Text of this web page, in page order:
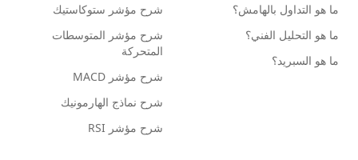
ما هو التداول بالهامش؟
ما هو التحليل الفني؟
ما هو السبريد؟
شرح مؤشر ستوكاستيك
شرح مؤشر المتوسطات
المتحركة
شرح مؤشر MACD
شرح نماذج الهارمونيك
شرح مؤشر RSI